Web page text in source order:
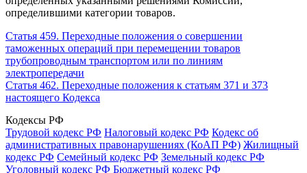
определившими категории товаров.
Статья 459. Переходные положения о совершении
таможенных операций при перемещении товаров
трубопроводным транспортом или по линиям
электропередачи
Статья 462. Переходные положения к статьям 371 и 373
настоящего Кодекса
Кодексы РФ
Трудовой кодекс РФ Налоговый кодекс РФ Кодекс об
административных правонарушениях (КоАП РФ) Жилищный
кодекс РФ Семейный кодекс РФ Земельный кодекс РФ
Уголовный кодекс РФ Бюджетный кодекс РФ